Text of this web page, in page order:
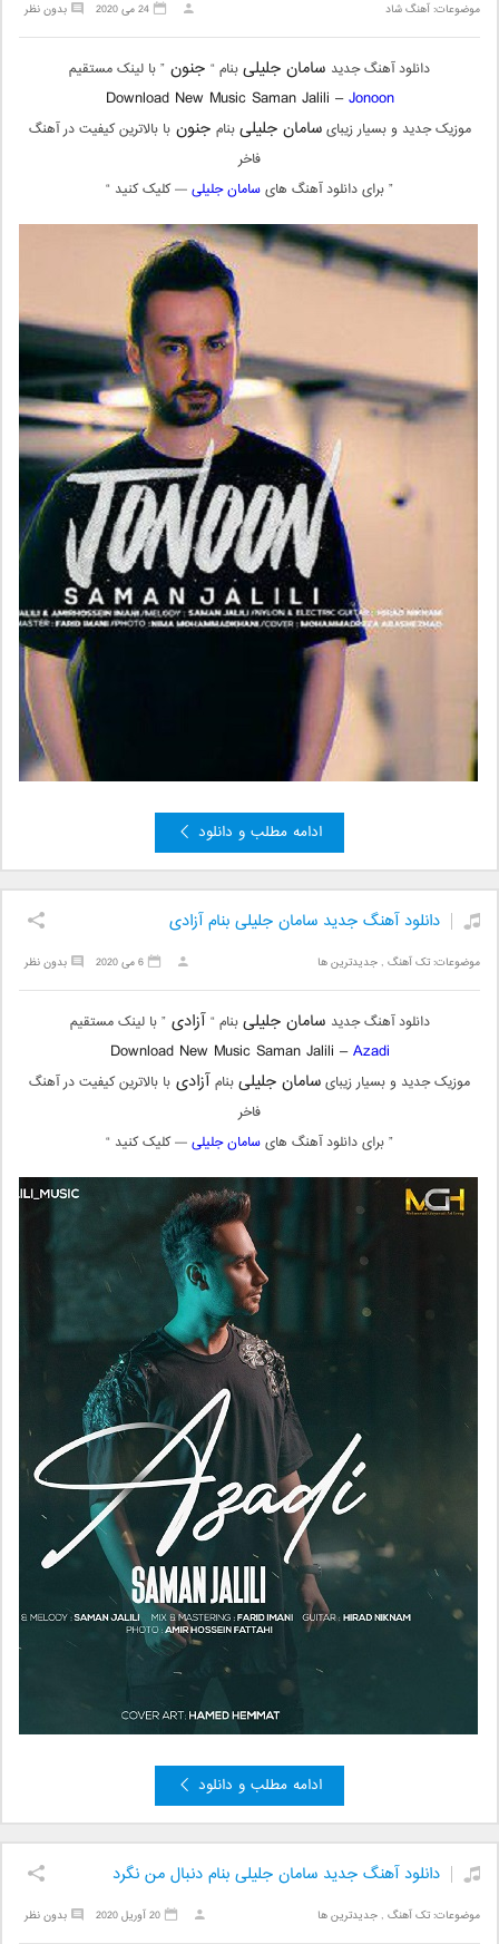
موضوعات:آهنگ شاد بدون نظر 24 می 2020
دانلود آهنگ جدید سامان جلیلیبنام “ جنون ” با لینک مستقیم
Download New Music Saman Jalili –Jonoon
موزیک جدید و بسیار زیبایسامان جلیلیبنام جنونبا بالاترین کیفیت در آهنگ
فاخر
” برای دانلود آهنگ هایسامان جلیلی— کلیک کنید “
ادامه مطلب و دانلود
دانلود آهنگ جدید سامان جلیلی بنام آزادی
موضوعات:تک آهنگ ,جدیدترین ها بدون نظر 6 می 2020
دانلود آهنگ جدید سامان جلیلیبنام “آزادی” با لینک مستقیم
Download New Music Saman Jalili –Azadi
موزیک جدید و بسیار زیبایسامان جلیلیبنامآزادی با بالاترین کیفیت در آهنگ
فاخر
” برای دانلود آهنگ هایسامان جلیلی— کلیک کنید “
ادامه مطلب و دانلود
دانلود آهنگ جدید سامان جلیلی بنام دنبال من نگرد
موضوعات:تک آهنگ ,جدیدترین ها بدون نظر 20 آوریل 2020